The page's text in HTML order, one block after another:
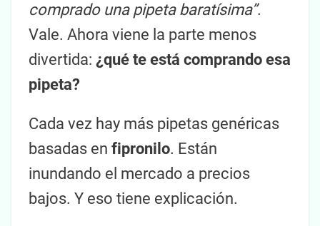
comprado una pipeta baratísima”.
Vale. Ahora viene la parte menos
divertida: ¿qué te está comprando esa
pipeta?
Cada vez hay más pipetas genéricas
basadas en fipronilo. Están
inundando el mercado a precios
bajos. Y eso tiene explicación.